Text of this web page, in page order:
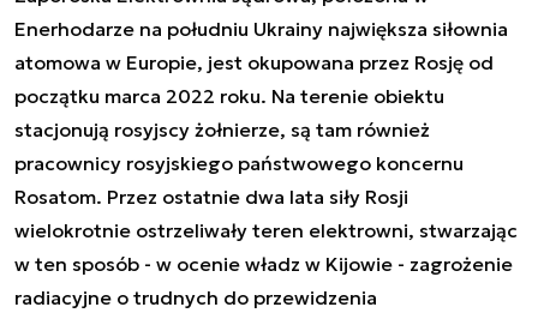
Enerhodarze na południu Ukrainy największa siłownia
atomowa w Europie, jest okupowana przez Rosję od
początku marca 2022 roku. Na terenie obiektu
stacjonują rosyjscy żołnierze, są tam również
pracownicy rosyjskiego państwowego koncernu
Rosatom. Przez ostatnie dwa lata siły Rosji
wielokrotnie ostrzeliwały teren elektrowni, stwarzając
w ten sposób - w ocenie władz w Kijowie - zagrożenie
radiacyjne o trudnych do przewidzenia